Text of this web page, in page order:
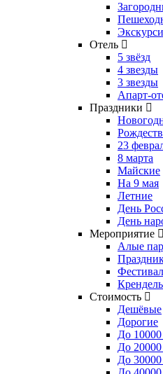
Отель
5 звёзд
4 звезды
3 звезды
Апарт-
Праздники
23
8 марта
Майские
На 9 мая
Летние
День
День
Мероприятие
Алые
Стоимость
Дешёвые
Дорогие
До 10000
До 20000
До 30000